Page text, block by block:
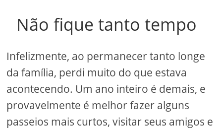
Não fique tanto tempo
Infelizmente, ao permanecer tanto longe
da família, perdi muito do que estava
acontecendo. Um ano inteiro é demais, e
provavelmente é melhor fazer alguns
passeios mais curtos, visitar seus amigos e